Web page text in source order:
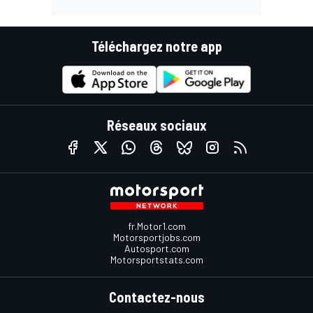
Téléchargez notre app
Réseaux sociaux
fr.Motor1.com
Motorsportjobs.com
Autosport.com
Motorsportstats.com
Contactez-nous